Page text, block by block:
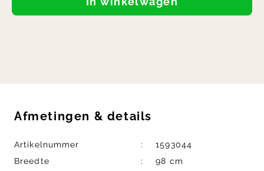
Afmetingen & details
Artikelnummer
1593044
Breedte
98 cm